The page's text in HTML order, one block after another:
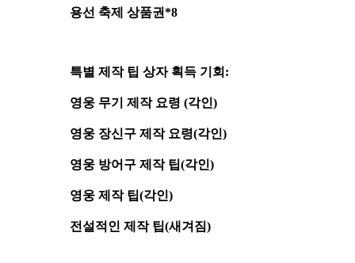
용선 축제 상품권*8
특별 제작 팁 상자 획득 기회:
영웅 무기 제작 요령 (각인)
영웅 장신구 제작 요령(각인)
영웅 방어구 제작 팁(각인)
영웅 제작 팁(각인)
전설적인 제작 팁(새겨짐)